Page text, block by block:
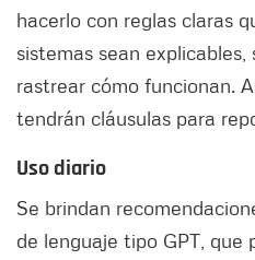
hacerlo con reglas claras
sistemas sean
rastrear cómo funcionan.
tendrán cláusulas para
Uso diario
Se brindan
de lenguaje tipo GPT, que